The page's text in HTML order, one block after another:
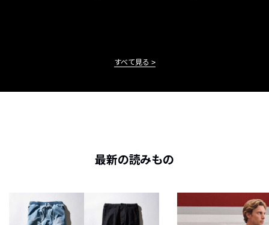
すべて見る
最新の読みもの